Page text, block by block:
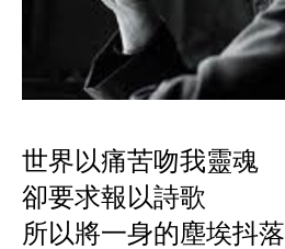
世界以痛苦吻我靈魂
卻要求報以詩歌
所以將一身的塵埃抖落